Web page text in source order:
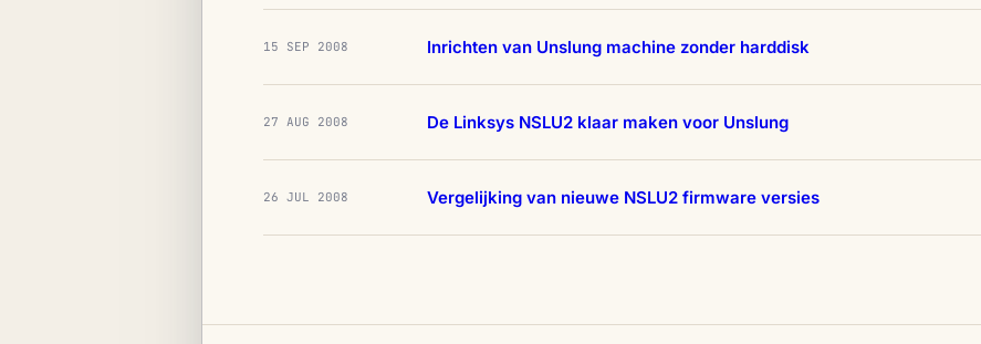
15 SEP 2008 Inrichten van Unslung machine zonder harddisk
27 AUG 2008 De Linksys NSLU2 klaar maken voor Unslung
26 JUL 2008 Vergelijking van nieuwe NSLU2 firmware versies